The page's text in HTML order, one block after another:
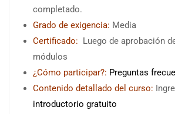
completado.
Grado de exigencia: Media
Certificado: Luego de aprobación
módulos
¿Cómo participar?: Preguntas
Contenido detallado del curso:
introductorio gratuito